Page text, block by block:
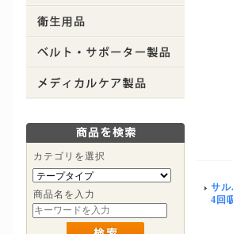
カテゴリを選択
商品名を入力
サ
4回